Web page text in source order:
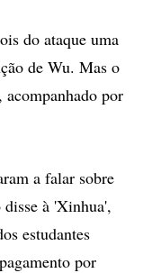
do ataque uma
de Wu. Mas o
acompanhado por
a falar sobre
à 'Xinhua',
estudantes
por